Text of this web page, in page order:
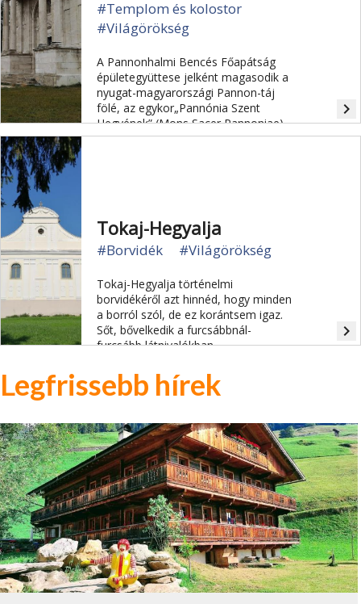
#Templom és kolostor
#Világörökség
A Pannonhalmi Bencés Főapátság
épületegyüttese jelként magasodik a
nyugat-magyarországi Pannon-táj
fölé, az egykor„Pannónia Szent
Hegyének” (Mons Sacer Pannoniae)
nevezett dombon.
navigate_next
Tokaj-Hegyalja
#Borvidék #Világörökség
Tokaj-Hegyalja történelmi
borvidékéről azt hinnéd, hogy minden
a borról szól, de ez korántsem igaz.
Sőt, bővelkedik a furcsábbnál-
furcsább látnivalókban.
navigate_next
Legfrissebb hírek